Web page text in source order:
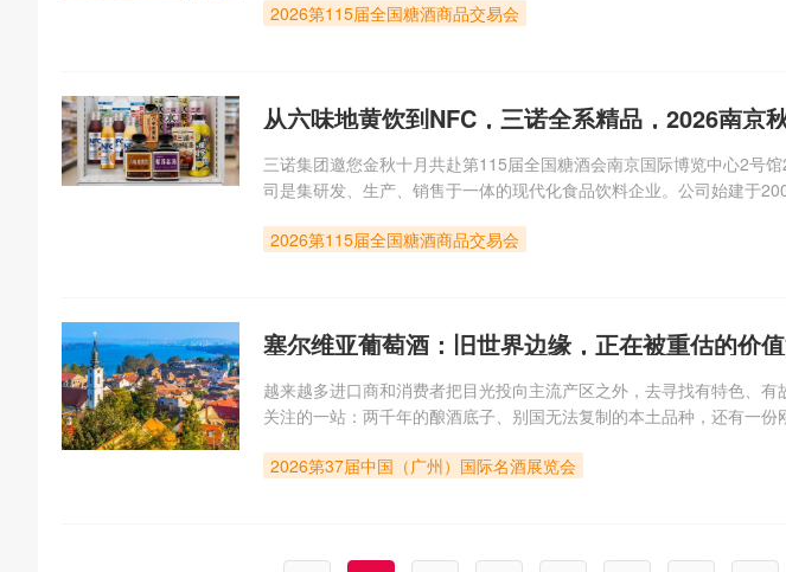
值。第115届全国糖酒会食品机械展区
2026第115届全国糖酒商品交易会
从六味地黄饮到NFC，三诺全系精品，2026南京
三诺集团邀您金秋十月共赴第115届全国糖酒会南京国际博览中心2
司是集研发、生产、销售于一体的现代化食品饮料企业。公司始建于
旨”的经营理念。从产品质量抓起
2026第115届全国糖酒商品交易会
塞尔维亚葡萄酒：旧世界边缘，正在被重估的价
越来越多进口商和消费者把目光投向主流产区之外，去寻找有特色、
关注的一站：两千年的酿酒底子、别国无法复制的本土品种，还有一
Gora）种植葡萄，中世纪尼曼雅王朝的修道院与
2026第37届中国（广州）国际名酒展览会